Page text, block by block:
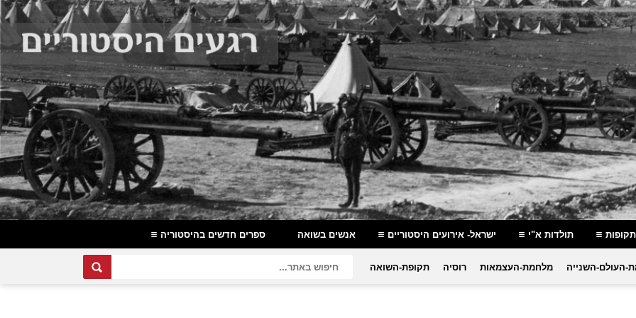
תקופות תולדות א"י ישראל- אירועים היסטוריים אנשים בשואה ספרים חדשים בהיסטוריה
העולם-השנייה מלחמת-העצמאות רוסיה תקופת-השואה